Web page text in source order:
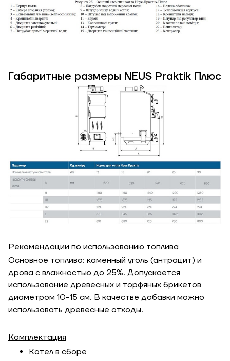
Габаритные размеры NEUS Praktik Плюс
Рекомендации по использованию топлива
Основное топливо: каменный уголь (антрацит) и
дрова с влажностью до 25%. Допускается
использование древесных и торфяных брикетов
диаметром 10-15 см. В качестве добавки можно
использовать древесные отходы.
Комплектация
Котел в сборе